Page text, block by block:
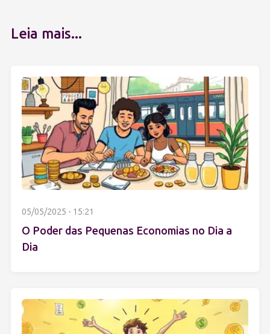
Leia mais...
05/05/2025 - 15:21
O Poder das Pequenas Economias no Dia a
Dia